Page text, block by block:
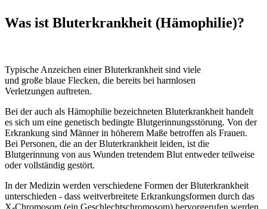
Was ist Bluterkrankheit (Hämophilie)?
Typische Anzeichen einer Bluterkrankheit sind viele
und große blaue Flecken, die bereits bei harmlosen
Verletzungen auftreten.
Bei der auch als Hämophilie bezeichneten Bluterkrankheit handelt
es sich um eine genetisch bedingte Blutgerinnungsstörung. Von der
Erkrankung sind Männer in höherem Maße betroffen als Frauen.
Bei Personen, die an der Bluterkrankheit leiden, ist die
Blutgerinnung von aus Wunden tretendem Blut entweder teilweise
oder vollständig gestört.
In der Medizin werden verschiedene Formen der Bluterkrankheit
unterschieden - dass weitverbreitete Erkrankungsformen durch das
X-Chromosom (ein Geschlechtschromosom) hervorgerufen werden,